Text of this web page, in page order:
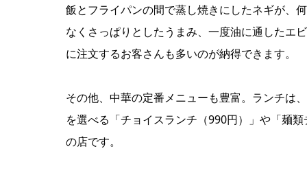
飯とフライパンの間で蒸し焼きにしたネギが、
なくさっぱりとしたうまみ、一度油に通したエ
に注文するお客さんも多いのが納得できます。
その他、中華の定番メニューも豊富。ランチは
を選べる「チョイスランチ（990円）」や「麺
の店です。